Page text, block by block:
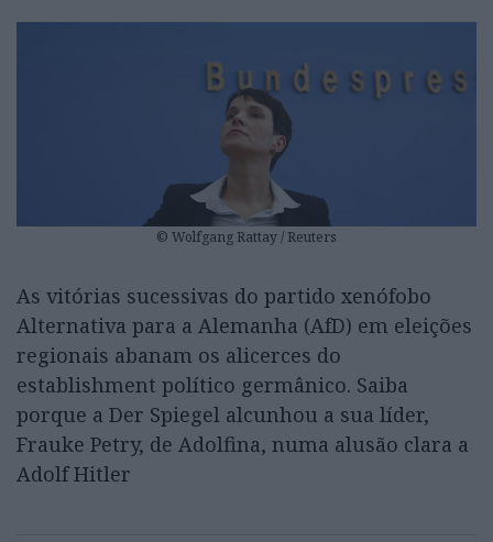
© Wolfgang Rattay / Reuters
As vitórias sucessivas do partido xenófobo
Alternativa para a Alemanha (AfD) em eleições
regionais abanam os alicerces do
establishment político germânico. Saiba
porque a Der Spiegel alcunhou a sua líder,
Frauke Petry, de Adolfina, numa alusão clara a
Adolf Hitler